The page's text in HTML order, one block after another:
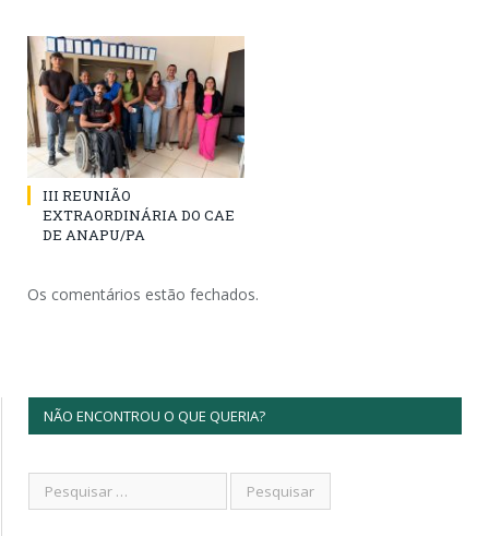
III REUNIÃO
EXTRAORDINÁRIA DO CAE
DE ANAPU/PA
Os comentários estão fechados.
NÃO ENCONTROU O QUE QUERIA?